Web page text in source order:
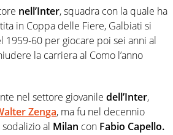
nell’Inter, squadra con la quale ha
in Coppa delle Fiere, Galbiati si
1959-60 per giocare poi sei anni al
la carriera al Como l’anno
nel settore giovanile dell’Inter,
Zenga, ma fu nel decennio
al Milan con Fabio Capello.